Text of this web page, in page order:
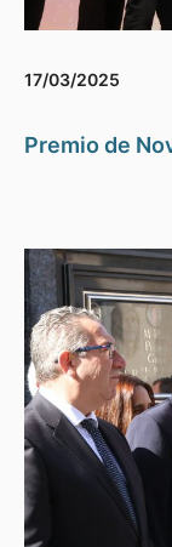
17/03/2025
Premio de